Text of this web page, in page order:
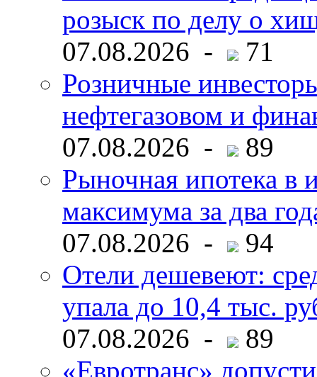
розыск по делу о
07.08.2026 -
71
Розничные
нефтегазовом и
07.08.2026 -
89
Рыночная ипотека в
максимума за два
07.08.2026 -
94
Отели дешевеют:
упала до 10,4 тыс.
07.08.2026 -
89
«Евротранс»